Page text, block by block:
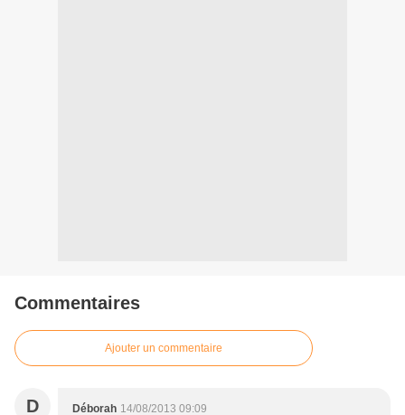
Commentaires
Ajouter un commentaire
D Déborah 14/08/2013 09:09